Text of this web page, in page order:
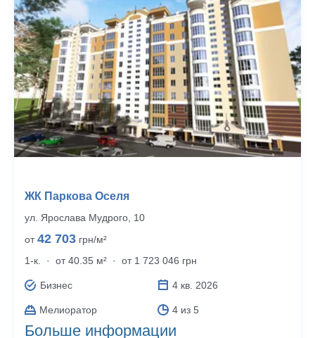
ЖК Паркова Оселя
ул. Ярослава Мудрого, 10
от42 703 грн/м²
1-к.
· от 40.35 м² · от 1 723 046 грн
Бизнес 4 кв. 2026
Мелиоратор 4 из 5
Больше информации